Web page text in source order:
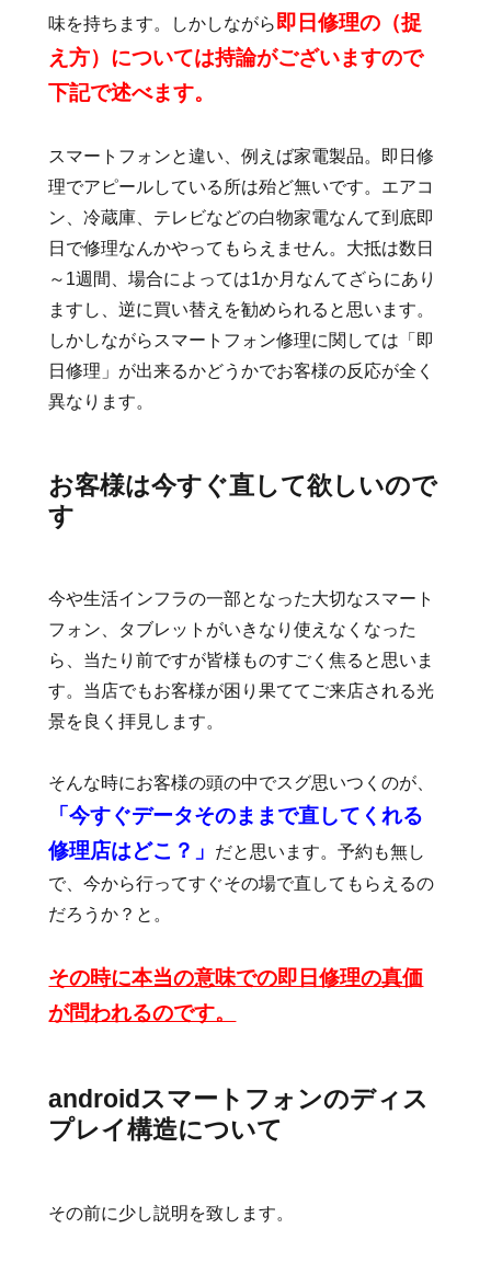
味を持ちます。しかしながら即日修理の（捉
え方）については持論がございますので
下記で述べます。
スマートフォンと違い、例えば家電製品。即日修
理でアピールしている所は殆ど無いです。エアコ
ン、冷蔵庫、テレビなどの白物家電なんて到底即
日で修理なんかやってもらえません。大抵は数日
～1週間、場合によっては1か月なんてざらにあり
ますし、逆に買い替えを勧められると思います。
しかしながらスマートフォン修理に関しては「即
日修理」が出来るかどうかでお客様の反応が全く
異なります。
お客様は今すぐ直して欲しいので
す
今や生活インフラの一部となった大切なスマート
フォン、タブレットがいきなり使えなくなった
ら、当たり前ですが皆様ものすごく焦ると思いま
す。当店でもお客様が困り果ててご来店される光
景を良く拝見します。
そんな時にお客様の頭の中でスグ思いつくのが、
「今すぐデータそのままで直してくれる
修理店はどこ？」
だと思います。予約も無し
で、今から行ってすぐその場で直してもらえるの
だろうか？と。
その時に本当の意味での即日修理の真価
が問われるのです。
androidスマートフォンのディス
プレイ構造について
その前に少し説明を致します。